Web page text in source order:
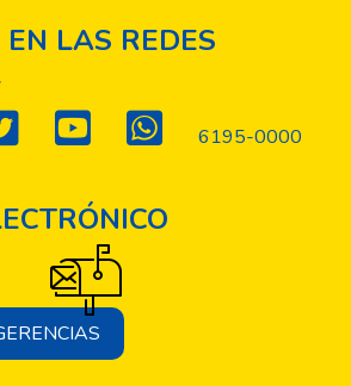
LAS REDES
6195-0000